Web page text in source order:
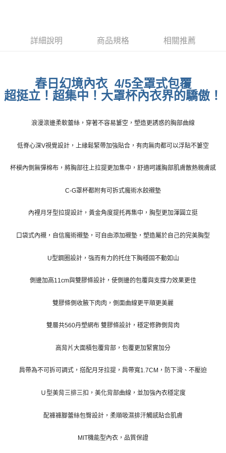
每筆NT$70，滿NT$799(含以上)免運費
每筆NT$70，滿NT$799(含以上)免運費
付款後萊爾富取貨
每筆NT$70，滿NT$798(含以上)免運費
每筆NT$70，滿NT$799(含以上)免運費
每筆NT$100
詳細說明 商品規格 相關推薦
春日幻境內衣 4/5全罩式包覆
超挺立！超集中！大罩杯內衣界的驕傲！
浪漫滾邊柔軟蕾絲，穿著不容易簍空，塑造更誘惑的胸部曲線
低脊心深V視覺設計，上緣鬆緊帶加強貼合，有肉無肉都可以浮貼不簍空
杯模內側無彈棉布，將胸部往上拉提更加集中，舒適呵護胸部肌膚散熱親膚感
C-G罩杯都附有可拆式魔術水餃襯墊
內裡月牙型拉提設計，黃金角度提托再集中，胸型更加渾圓立挺
口袋式內襯，自信魔術襯墊，可自由添加襯墊，塑造屬於自己的完美胸型
U型鋼圈設計，強而有力的托住下胸穩固不動如山
側邊加高11cm與雙膠條設計，使側邊的包覆與支撐力效果更佳
雙膠條側收腋下肉肉，側面曲線更平順更美麗
雙層共560丹塑網布 雙膠條設計，穩定修飾側背肉
高背片大面積包覆背部，包覆更加緊實加分
肩帶為不可拆可調式，搭配月牙拉提，肩帶寬1.7CM，防下滑、不壓迫
Ｕ型美背三排三扣，美化背部曲線，並加強內衣穩定度
配褲褲腳蕾絲包臀設計，柔順吸濕排汗觸感貼合肌膚
MIT機能型內衣，品質保證